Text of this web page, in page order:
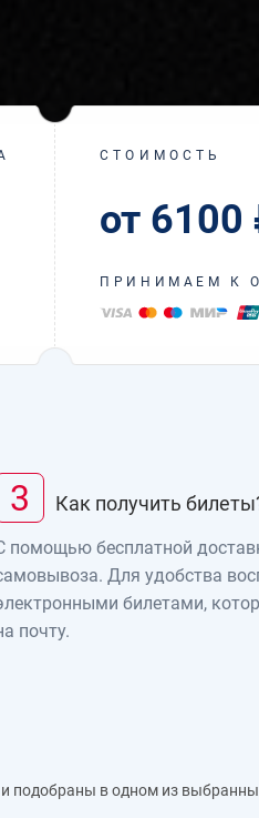
СТОИМОСТЬ
от 6100
ПРИНИМАЕМ К
3 Как получить
помощью бесплатной
Для удобства
билетами,
почту.
подобраны в одном из